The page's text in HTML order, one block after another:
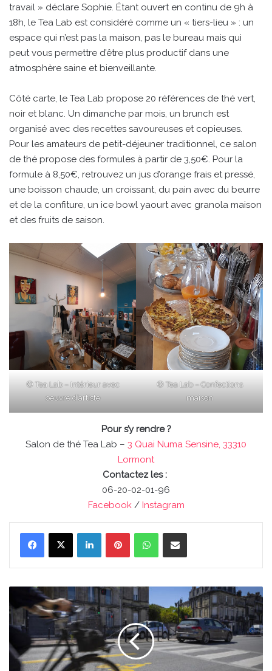
travail » déclare Sophie. Étant ouvert en continu de 9h à
18h, le Tea Lab est considéré comme un « tiers-lieu » : un
espace qui n’est pas la maison, pas le bureau mais qui
peut vous permettre d’être plus productif dans une
atmosphère saine et bienveillante.
Côté carte, le Tea Lab propose 20 références de thé vert,
noir et blanc. Un dimanche par mois, un brunch est
organisé avec des recettes savoureuses et copieuses.
Pour les amateurs de petit-déjeuner traditionnel, ce salon
de thé propose des formules à partir de 3,50€. Pour la
formule à 8,50€, retrouvez un jus d’orange frais et pressé,
une boisson chaude, un croissant, du pain avec du beurre
et de la confiture, un ice bowl yaourt avec granola maison
et des fruits de saison.
© Tea Lab – Intérieur avec
oeuvre d’artiste
© Tea Lab – Confections
maison
Pour s’y rendre ?
Salon de thé Tea Lab – 3 Quai Numa Sensine, 33310
Lormont
Contactez les :
06-20-02-01-96
Facebook/ Instagram
LinkedinPinterestWhatsAppPartager par email
Bordeaux
dégringole
dans
le
classement
des